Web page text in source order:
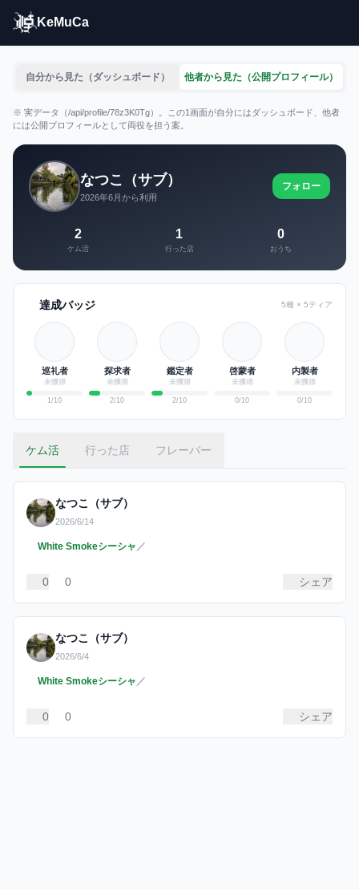
KeMuCa
自分から見た（ダッシュボード） 他者から見た（公開プロフィール）
※ 実データ（/api/profile/78z3K0Tg）。この1画面が自分にはダッシュボード、他者
には公開プロフィールとして両役を担う案。
なつこ（サブ）
2026年6月から利用
フォロー
2
ケム活
1
行った店
0
おうち
達成バッジ 5種 × 5ティア
巡礼者
未獲得
1/10
探求者
未獲得
2/10
鑑定者
未獲得
2/10
啓蒙者
未獲得
0/10
内製者
未獲得
0/10
ケム活 行った店 フレーバー
なつこ（サブ）
2026/6/14
White Smokeシーシャ ／
0 0 シェア
なつこ（サブ）
2026/6/4
White Smokeシーシャ ／
0 0 シェア